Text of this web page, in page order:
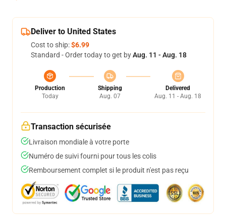
Deliver to United States
Cost to ship:$6.99
Standard - Order today to get byAug. 11 - Aug. 18
Production
Today
Shipping
Aug. 07
Delivered
Aug. 11 - Aug. 18
Transaction sécurisée
Livraison mondiale à votre porte
Numéro de suivi fourni pour tous les colis
Remboursement complet si le produit n'est pas reçu